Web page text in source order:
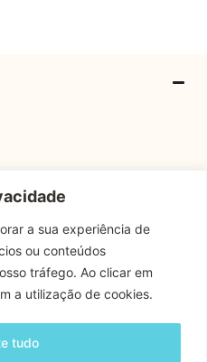
a sua experiência de
ou conteúdos
tráfego. Ao clicar em
a utilização de cookies.
tudo